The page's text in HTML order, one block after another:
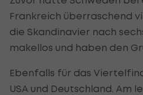
Frankreich überraschend
die Skandinavier nach
makellos und haben den
Ebenfalls für das
USA und Deutschland. Am